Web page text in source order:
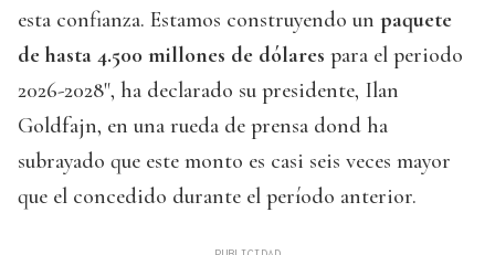
esta confianza. Estamos construyendo un paquete
de hasta 4.500 millones de dólares para el periodo
2026-2028", ha declarado su presidente, Ilan
Goldfajn, en una rueda de prensa dond ha
subrayado que este monto es casi seis veces mayor
que el concedido durante el período anterior.